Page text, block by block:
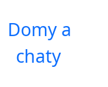
Domy a
chaty